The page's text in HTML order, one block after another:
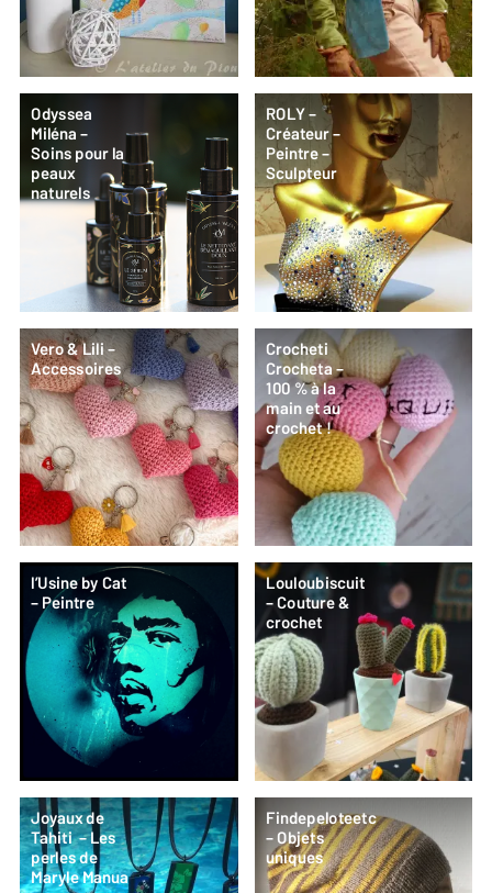
Odyssea
Miléna –
Soins pour la
peaux
naturels
ROLY –
Créateur –
Peintre –
Sculpteur
Vero & Lili –
Accessoires
Crocheti
Crocheta –
100 % à la
main et au
crochet !
l’Usine by Cat
– Peintre
Louloubiscuit
– Couture &
crochet
Joyaux de
Tahiti – Les
perles de
Maryle Manua
Findepeloteetc
– Objets
uniques